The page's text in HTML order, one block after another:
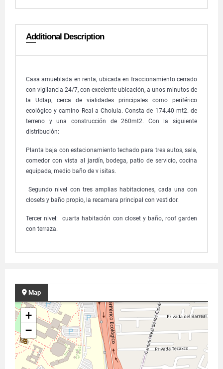
Additional Description
Casa amueblada en renta, ubicada en fraccionamiento cerrado
con vigilancia 24/7, con excelente ubicación, a unos minutos de
la Udlap, cerca de vialidades principales como periférico
ecológico y camino Real a Cholula. Consta de 174.40 mt2. de
terreno y una construcción de 260mt2. Con la siguiente
distribución:
Planta baja con estacionamiento techado para tres autos, sala,
comedor con vista al jardín, bodega, patio de servicio, cocina
equipada, medio baño de v isitas.
Segundo nivel con tres amplias habitaciones, cada una con
closets y baño propio, la recamara principal con vestidor.
Tercer nivel: cuarta habitación con closet y baño, roof garden
con terraza.
Map
+
−